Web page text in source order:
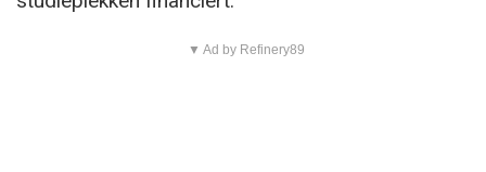
▼ Ad by Refinery89